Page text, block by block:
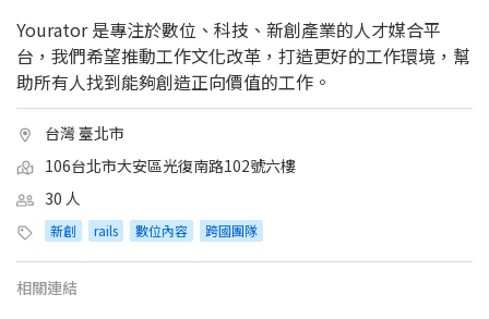
Yourator 是專注於數位、科技、新創產業的人才媒合平
台，我們希望推動工作文化改革，打造更好的工作環境，幫
助所有人找到能夠創造正向價值的工作。
台灣 臺北市
106台北市大安區光復南路102號六樓
30 人
新創 rails 數位內容 跨國團隊
相關連結